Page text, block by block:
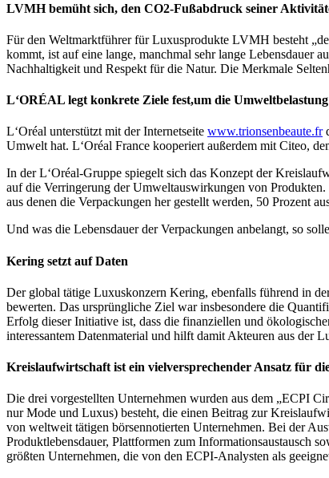
LVMH bemüht sich, den CO2-Fußabdruck seiner
Für den Weltmarktführer für Luxusprodukte LVMH besteht
kommt, ist auf eine lange, manchmal sehr lange
Nachhaltigkeit und Respekt für die Natur. Die Merkmale
L‘ORÉAL legt konkrete Ziele fest,um die
L‘Oréal unterstützt mit der Internetseite www.trionsenbeaute.fr
Umwelt hat. L‘Oréal France kooperiert außerdem mit Citeo,
In der L‘Oréal-Gruppe spiegelt sich das Konzept der
auf die Verringerung der Umweltauswirkungen von
aus denen die Verpackungen her gestellt werden, 50 Prozent
Und was die Lebensdauer der Verpackungen anbelangt, so
Kering setzt auf Daten
Der global tätige Luxuskonzern Kering, ebenfalls führend in
bewerten. Das ursprüngliche Ziel war insbesondere die
Erfolg dieser Initiative ist, dass die finanziellen und
interessantem Datenmaterial und hilft damit Akteuren aus der
Kreislaufwirtschaft ist ein vielversprechender Ansatz für
Die drei vorgestellten Unternehmen wurden aus dem „ECPI
nur Mode und Luxus) besteht, die einen Beitrag zur
von weltweit tätigen börsennotierten Unternehmen. Bei der
Produktlebensdauer, Plattformen zum Informationsaustausch
größten Unternehmen, die von den ECPI-Analysten als